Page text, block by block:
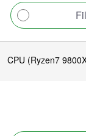
CPU (Ryzen7